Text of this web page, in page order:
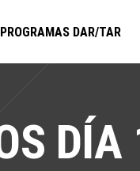
PROGRAMAS DAR/TAR